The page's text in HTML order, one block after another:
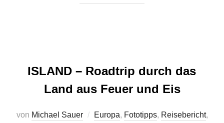
ISLAND – Roadtrip durch das
Land aus Feuer und Eis
von Michael Sauer Europa, Fototipps, Reisebericht,